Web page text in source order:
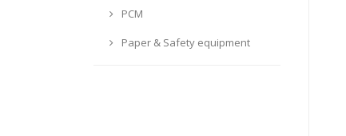
PCM
Paper & Safety equipment